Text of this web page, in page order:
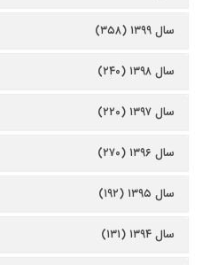
سال ۱۳۹۹ (۳۵۸)
سال ۱۳۹۸ (۲۴۰)
سال ۱۳۹۷ (۲۲۰)
سال ۱۳۹۶ (۲۷۰)
سال ۱۳۹۵ (۱۹۲)
سال ۱۳۹۴ (۱۳۱)